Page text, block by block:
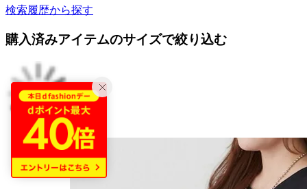
検索履歴から探す
購入済みアイテムのサイズで絞り込む